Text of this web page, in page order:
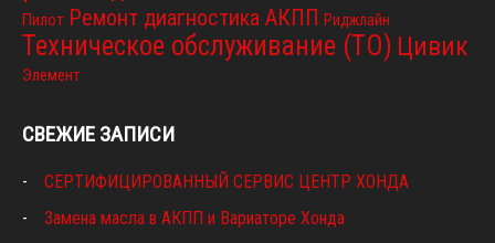
Пилот Ремонт диагностика АКПП Риджлайн
Техническое обслуживание (ТО) Цивик
Элемент
СВЕЖИЕ ЗАПИСИ
СЕРТИФИЦИРОВАННЫЙ СЕРВИС ЦЕНТР ХОНДА
Замена масла в АКПП и Вариаторе Хонда